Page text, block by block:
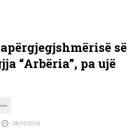
së
“Arbëria”, pa ujë
08/10/2018